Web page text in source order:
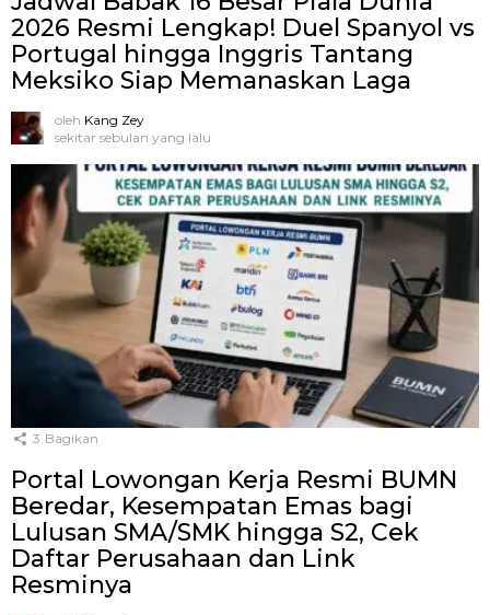
2026 Resmi Lengkap! Duel Spanyol vs
Portugal hingga Inggris Tantang
Meksiko Siap Memanaskan Laga
oleh Kang Zey
sekitar sebulan yang lalu
3 Bagikan
Portal Lowongan Kerja Resmi BUMN
Beredar, Kesempatan Emas bagi
Lulusan SMA/SMK hingga S2, Cek
Daftar Perusahaan dan Link
Resminya